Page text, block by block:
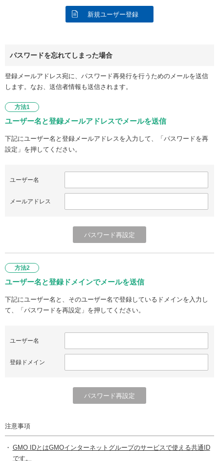
新規ユーザー登録
パスワードを忘れてしまった場合
登録メールアドレス宛に、パスワード再発行を行うためのメールを送信
します。なお、送信者情報も送信されます。
方法1
ユーザー名と登録メールアドレスでメールを送信
下記にユーザー名と登録メールアドレスを入力して、「パスワードを再
設定」を押してください。
ユーザー名
メールアドレス
方法2
ユーザー名と登録ドメインでメールを送信
下記にユーザー名と、そのユーザー名で登録しているドメインを入力し
て、「パスワードを再設定」を押してください。
ユーザー名
登録ドメイン
注意事項
GMO IDとはGMOインターネットグループのサービスで使える共通ID
です。